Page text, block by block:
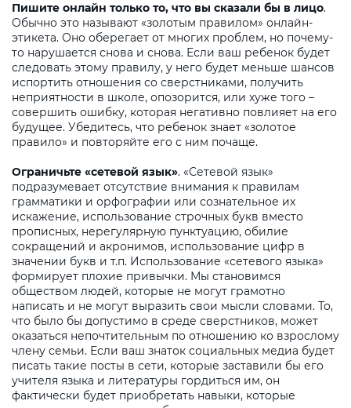
Пишите онлайн только то, что вы сказали бы в лицо.
Обычно это называют «золотым правилом» онлайн-
этикета. Оно оберегает от многих проблем, но почему-
то нарушается снова и снова. Если ваш ребенок будет
следовать этому правилу, у него будет меньше шансов
испортить отношения со сверстниками, получить
неприятности в школе, опозорится, или хуже того –
совершить ошибку, которая негативно повлияет на его
будущее. Убедитесь, что ребенок знает «золотое
правило» и повторяйте его с ним почаще.
Ограничьте «сетевой язык». «Сетевой язык»
подразумевает отсутствие внимания к правилам
грамматики и орфографии или сознательное их
искажение, использование строчных букв вместо
прописных, нерегулярную пунктуацию, обилие
сокращений и акронимов, использование цифр в
значении букв и т.п. Использование «сетевого языка»
формирует плохие привычки. Мы становимся
обществом людей, которые не могут грамотно
написать и не могут выразить свои мысли словами. То,
что было бы допустимо в среде сверстников, может
оказаться непочтительным по отношению ко взрослому
члену семьи. Если ваш знаток социальных медиа будет
писать такие посты в сети, которые заставили бы его
учителя языка и литературы гордиться им, он
фактически будет приобретать навыки, которые